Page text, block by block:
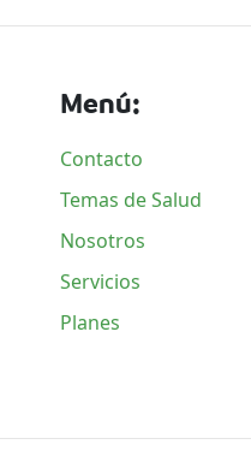
Menú:
Contacto
Temas de Salud
Nosotros
Servicios
Planes